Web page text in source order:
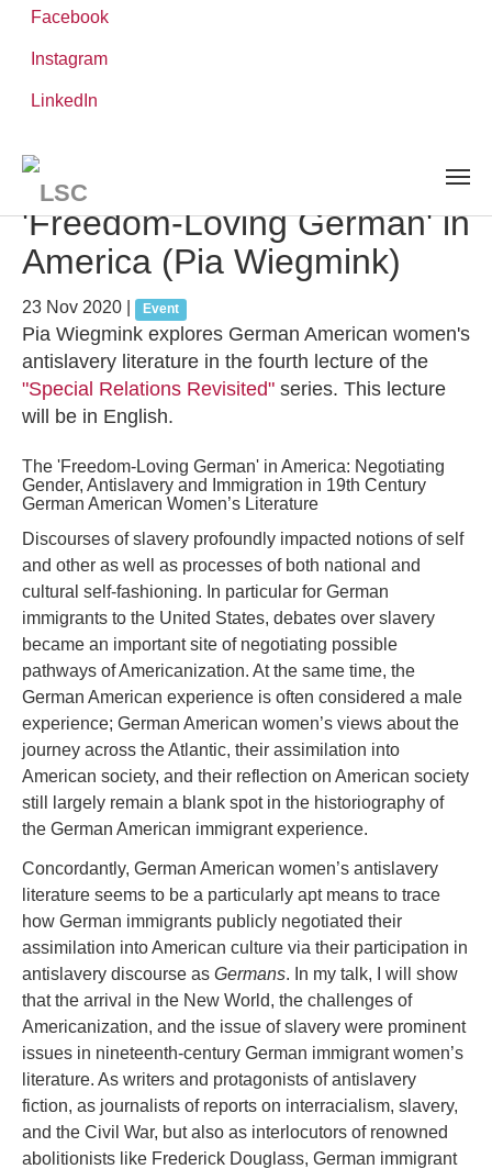
content
Facebook
Instagram
LinkedIn
Leibniz ScienceCampus
Lecture Series: The
'Freedom-Loving German' in
America (Pia Wiegmink)
23 Nov 2020 Event
Pia Wiegmink explores German American women's
antislavery literature in the fourth lecture of the
"Special Relations Revisited" series. This lecture
will be in English.
The 'Freedom-Loving German' in America: Negotiating
Gender, Antislavery and Immigration in 19th Century
German American Women’s Literature
Discourses of slavery profoundly impacted notions of self
and other as well as processes of both national and
cultural self-fashioning. In particular for German
immigrants to the United States, debates over slavery
became an important site of negotiating possible
pathways of Americanization. At the same time, the
German American experience is often considered a male
experience; German American women’s views about the
journey across the Atlantic, their assimilation into
American society, and their reflection on American society
still largely remain a blank spot in the historiography of
the German American immigrant experience.
Concordantly, German American women’s antislavery
literature seems to be a particularly apt means to trace
how German immigrants publicly negotiated their
assimilation into American culture via their participation in
antislavery discourse as Germans. In my talk, I will show
that the arrival in the New World, the challenges of
Americanization, and the issue of slavery were prominent
issues in nineteenth-century German immigrant women’s
literature. As writers and protagonists of antislavery
fiction, as journalists of reports on interracialism, slavery,
and the Civil War, but also as interlocutors of renowned
abolitionists like Frederick Douglass, German immigrant